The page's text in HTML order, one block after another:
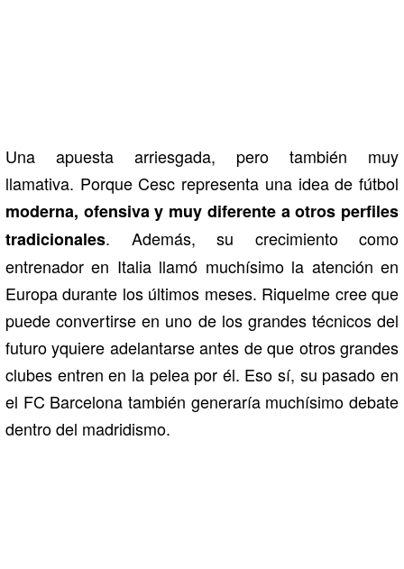
Una apuesta arriesgada, pero también muy
llamativa. Porque Cesc representa una idea de fútbol
moderna, ofensiva y muy diferente a otros perfiles
tradicionales. Además, su crecimiento como
entrenador en Italia llamó muchísimo la atención en
Europa durante los últimos meses. Riquelme cree que
puede convertirse en uno de los grandes técnicos del
futuro yquiere adelantarse antes de que otros grandes
clubes entren en la pelea por él. Eso sí, su pasado en
el FC Barcelona también generaría muchísimo debate
dentro del madridismo.